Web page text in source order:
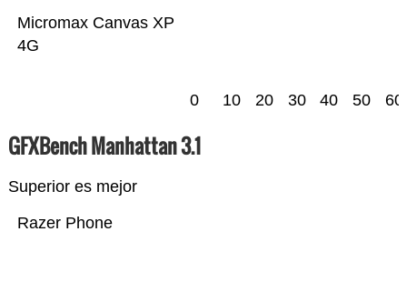
Micromax Canvas XP
4G
0 10 20 30 40 50 60
GFXBench Manhattan 3.1
Superior es mejor
Razer Phone